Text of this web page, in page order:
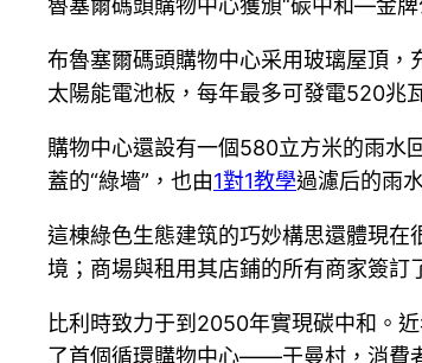
魯塞爾碼頭購物中心獲頒“碳中和—金
布魯塞爾碼頭購物中心采用玻璃屋頂，
太陽能電池板，每年最多可發電520兆
購物中心還設有一個580立方米的雨水
蓋的“綠墻”，也由1對1教學過濾后的雨
這棟綠色生態建筑的巧妙構思還體現
境；商場與租用其店鋪的所有商家簽訂
比利時致力于到2050年實現碳中和。
了首個循環購物中心——于曼村，消費